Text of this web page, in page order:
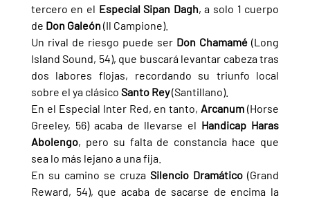
tercero en el Especial Sipan Dagh, a solo 1 cuerpo
de Don Galeón (Il Campione).
Un rival de riesgo puede ser Don Chamamé (Long
Island Sound, 54), que buscará levantar cabeza tras
dos labores flojas, recordando su triunfo local
sobre el ya clásico Santo Rey (Santillano).
En el Especial Inter Red, en tanto, Arcanum (Horse
Greeley, 56) acaba de llevarse el Handicap Haras
Abolengo, pero su falta de constancia hace que
sea lo más lejano a una fija.
En su camino se cruza Silencio Dramático (Grand
Reward, 54), que acaba de sacarse de encima la